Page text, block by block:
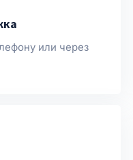
или через